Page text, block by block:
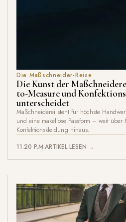
Die Maßschneider-Reise
Die Kunst der
to-Measure und
unterscheidet
Maßchneiderei steht für höchste
und eine makellose Passform – weit über
Konfektionskleidung hinaus.
11:20 P.M.ARTIKEL LESEN →